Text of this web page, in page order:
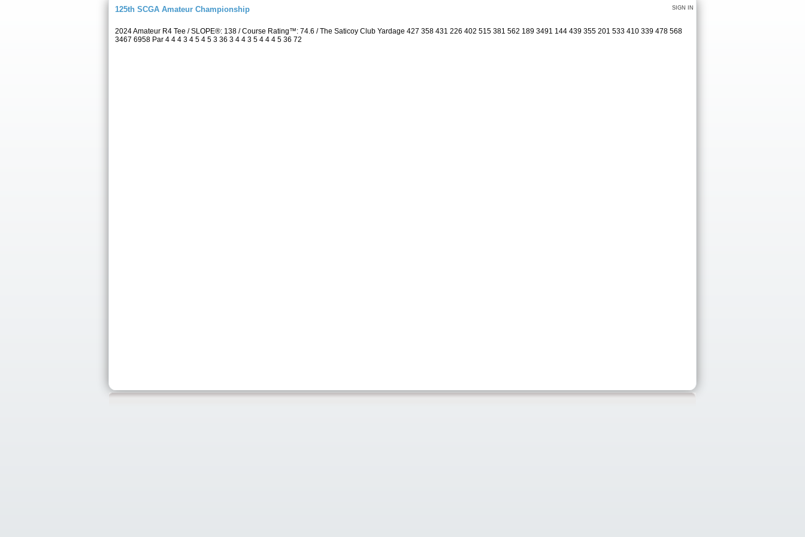
SIGN IN
125th SCGA Amateur Championship
2024 Amateur R4 Tee / SLOPE®: 138 / Course Rating™: 74.6 / The Saticoy Club Yardage 427 358 431 226 402 515 381 562 189 3491 144 439 355 201 533 410 339 478 568
3467 6958 Par 4 4 4 3 4 5 4 5 3 36 3 4 4 3 5 4 4 4 5 36 72